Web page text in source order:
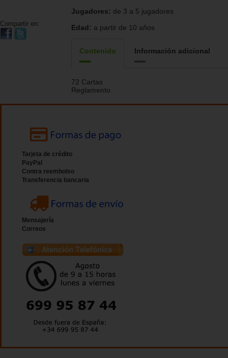
Compartir en:
Jugadores: de 3 a 5 jugadores
Edad: a partir de 10 años
Contenido Información adicional
72 Cartas
Reglamento
Tarjeta de crédito
PayPal
Contra reembolso
Transferencia bancaria
Mensajería
Correos